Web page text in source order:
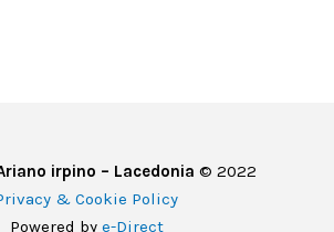
irpino – Lacedonia © 2022
& Cookie Policy
Powered by e-Direct